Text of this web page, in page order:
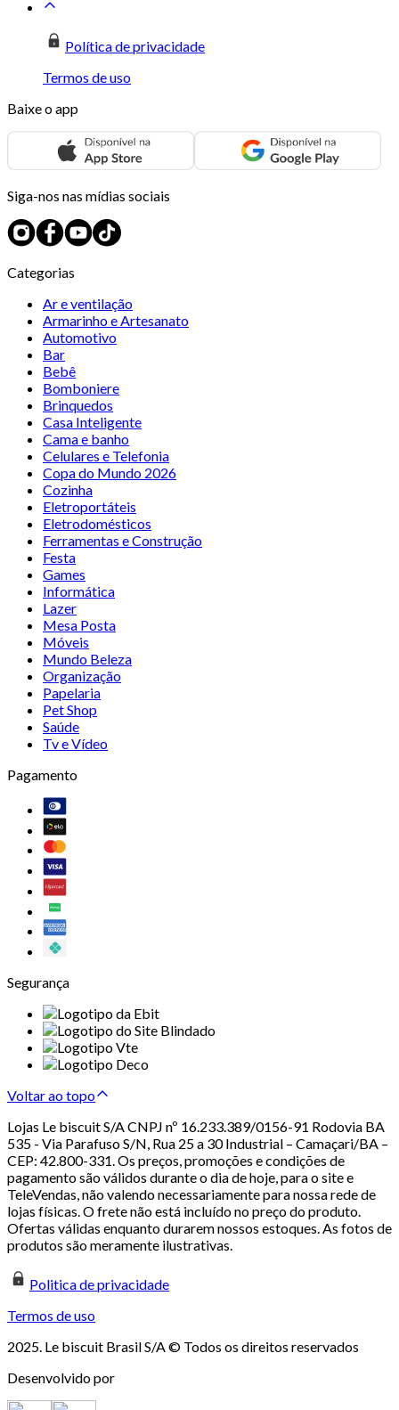
Política de privacidade
Termos de uso
Baixe o app
Siga-nos nas mídias sociais
Categorias
Ar e ventilação
Armarinho e Artesanato
Automotivo
Bar
Bebê
Bomboniere
Brinquedos
Casa Inteligente
Cama e banho
Celulares e Telefonia
Copa do Mundo 2026
Cozinha
Eletroportáteis
Eletrodomésticos
Ferramentas e Construção
Festa
Games
Informática
Lazer
Mesa Posta
Móveis
Mundo Beleza
Organização
Papelaria
Pet Shop
Saúde
Tv e Vídeo
Pagamento
Segurança
Voltar ao topo
Lojas Le biscuit S/A CNPJ nº 16.233.389/0156-91 Rodovia BA
535 - Via Parafuso S/N, Rua 25 a 30 Industrial – Camaçari/BA –
CEP: 42.800-331. Os preços, promoções e condições de
pagamento são válidos durante o dia de hoje, para o site e
TeleVendas, não valendo necessariamente para nossa rede de
lojas físicas. O frete não está incluído no preço do produto.
Ofertas válidas enquanto durarem nossos estoques. As fotos de
produtos são meramente ilustrativas.
Politica de privacidade
Termos de uso
2025. Le biscuit Brasil S/A © Todos os direitos reservados
Desenvolvido por